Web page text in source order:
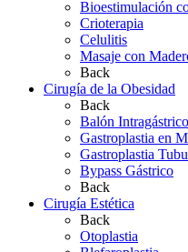
Bioestimulación
Crioterapia
Celulitis
Masaje con
Back
Cirugía de la Obesidad
Back
Balón Intragástrico
Gastroplastia en
Gastroplastia
Bypass Gástrico
Back
Cirugía Estética
Back
Otoplastia